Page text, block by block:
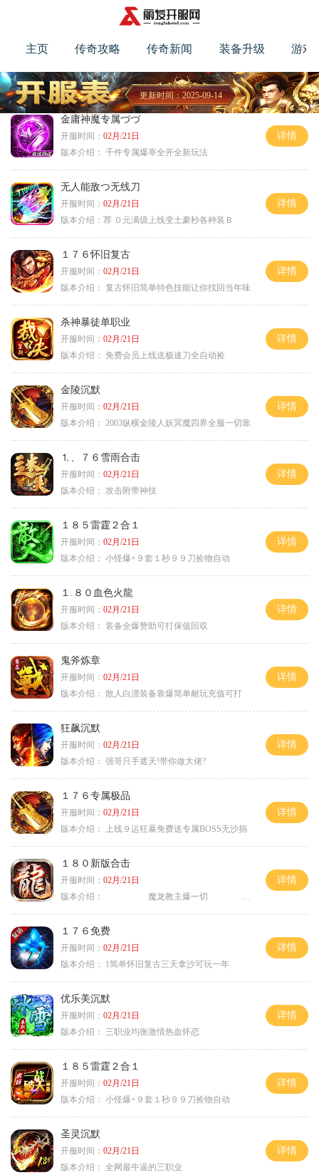
主页 传奇攻略 传奇新闻 装备升级 游戏
更新时间：2025-09-14
金庸神魔专属づづ
开服时间： 02月/21日
版本介绍： 千件专属爆率全开全新玩法
详情
无人能敌つ无线刀
开服时间： 02月/21日
版本介绍： 荐 ０元满级上线变土豪秒各种装Ｂ
详情
１７６怀旧复古
开服时间： 02月/21日
版本介绍： 复古怀旧简单特色技能让你找回当年味
详情
杀神暴徒单职业
开服时间： 02月/21日
版本介绍： 免费会员上线送极速刀全自动捡
详情
金陵沉默
开服时间： 02月/21日
版本介绍：
2003纵横金陵人妖冥魔四界全服一切靠
详情
⒈、７６雪雨合击
开服时间： 02月/21日
版本介绍： 攻击附带神技
详情
１８５雷霆２合１
开服时间： 02月/21日
版本介绍： 小怪爆+９套１秒９９刀捡物自动
详情
１.８０血色火龍
开服时间： 02月/21日
版本介绍： 装备全爆赞助可打保值回収
详情
鬼斧炼章
开服时间： 02月/21日
版本介绍： 散人白漂装备靠爆简单耐玩充值可打
详情
狂飙沉默
开服时间： 02月/21日
版本介绍： 强哥只手遮天!带你做大佬?
详情
１７６专属极品
开服时间： 02月/21日
版本介绍：
上线９运狂暴免费送专属BOSS无沙捐
详情
１８０新版合击
开服时间： 02月/21日
版本介绍：
魔龙教主爆一切 〕
详情
１７６免费
开服时间： 02月/21日
版本介绍：
1简单怀旧复古三天拿沙可玩一年
详情
优乐美沉默
开服时间： 02月/21日
版本介绍：
三职业均衡激情热血怀恋
详情
１８５雷霆２合１
开服时间： 02月/21日
版本介绍： 小怪爆+９套１秒９９刀捡物自动
详情
圣灵沉默
开服时间： 02月/21日
版本介绍： 全网最牛逼的三职业
详情